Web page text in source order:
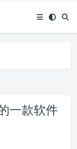
一款软件